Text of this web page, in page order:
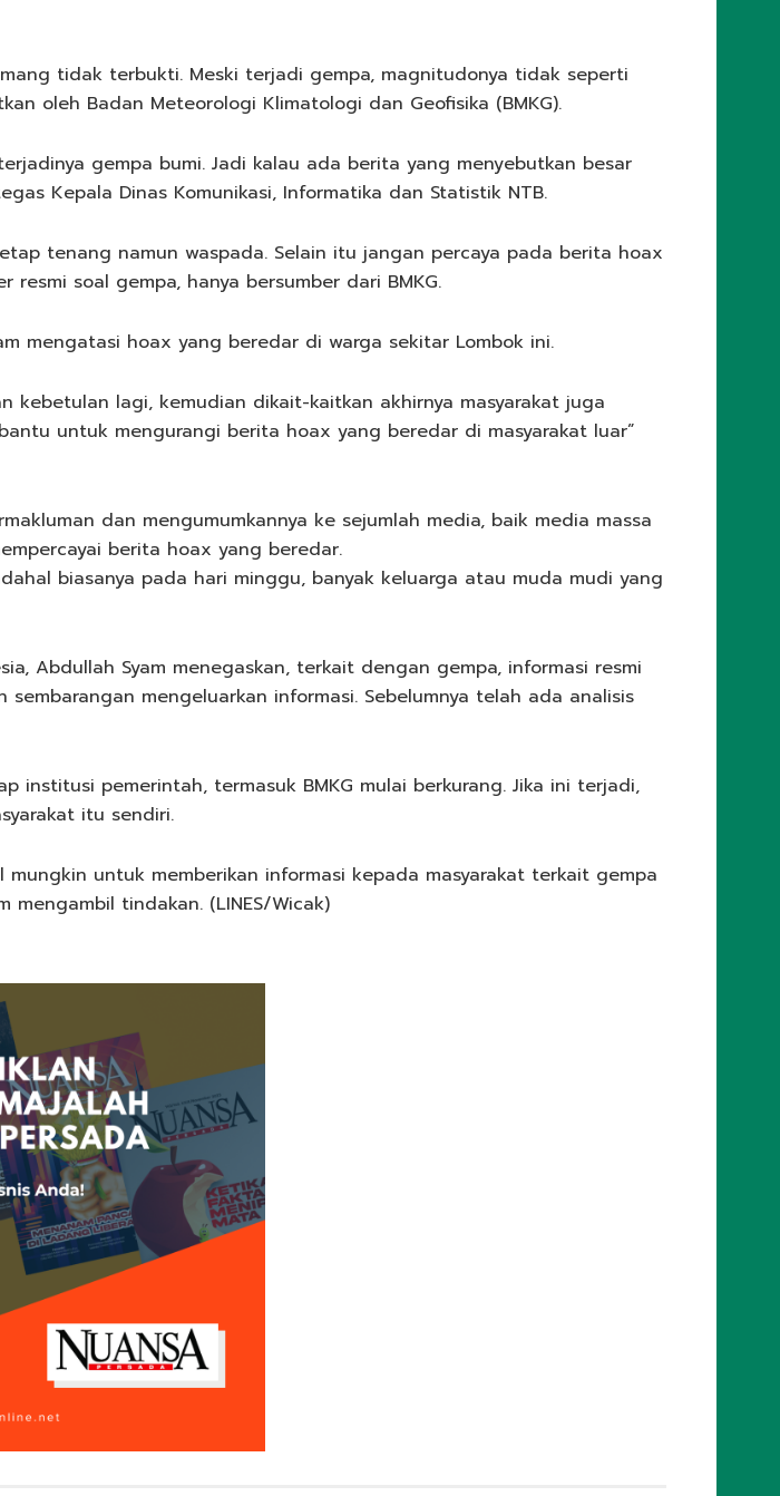
tidak terbukti. Meski terjadi gempa, magnitudonya tidak seperti
oleh Badan Meteorologi Klimatologi dan Geofisika (BMKG).
gempa bumi. Jadi kalau ada berita yang menyebutkan besar
Kepala Dinas Komunikasi, Informatika dan Statistik NTB.
tenang namun waspada. Selain itu jangan percaya pada berita hoax
soal gempa, hanya bersumber dari BMKG.
mengatasi hoax yang beredar di warga sekitar Lombok ini.
kebetulan lagi, kemudian dikait-kaitkan akhirnya masyarakat juga
untuk mengurangi berita hoax yang beredar di masyarakat luar”
dan mengumumkannya ke sejumlah media, baik media massa
berita hoax yang beredar.
biasanya pada hari minggu, banyak keluarga atau muda mudi yang
Abdullah Syam menegaskan, terkait dengan gempa, informasi resmi
mengeluarkan informasi. Sebelumnya telah ada analisis
institusi pemerintah, termasuk BMKG mulai berkurang. Jika ini terjadi,
itu sendiri.
untuk memberikan informasi kepada masyarakat terkait gempa
tindakan. (LINES/Wicak)